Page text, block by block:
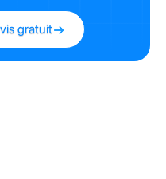
gratuit